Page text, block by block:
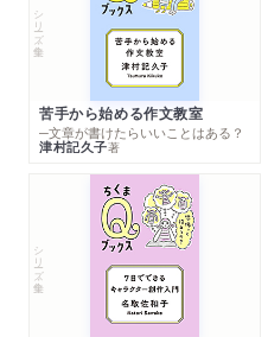
シリーズ・全集
苦手から始める作文教室
─文章が書けたらいいことはある？
津村記久子著
シリーズ・全集